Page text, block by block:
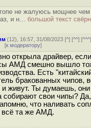
не жалуюсь мощнее чем
и н... большой текст
(12), 16:57, 31/08/2023 [^] [^^] [^^^]
[к модератору]
открыла драйвер,
АМД смешно вышло
Есть
бракованных чипов,
живут. Ты думаешь, они
собирают свои чипы?
что наливать
всё та же АМД.